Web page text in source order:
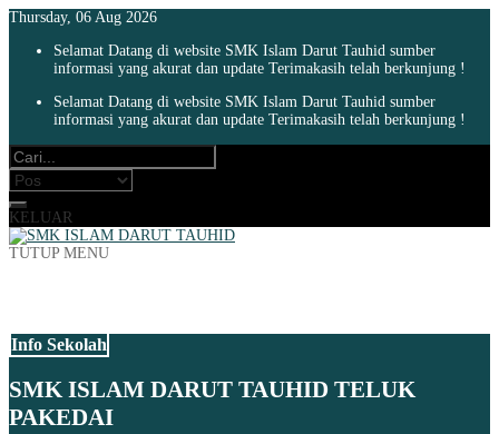
Thursday, 06 Aug 2026
Selamat Datang di website SMK Islam Darut Tauhid sumber
informasi yang akurat dan update Terimakasih telah berkunjung !
Selamat Datang di website SMK Islam Darut Tauhid sumber
informasi yang akurat dan update Terimakasih telah berkunjung !
KELUAR
TUTUP MENU
Info Sekolah
SMK ISLAM DARUT TAUHID TELUK
PAKEDAI